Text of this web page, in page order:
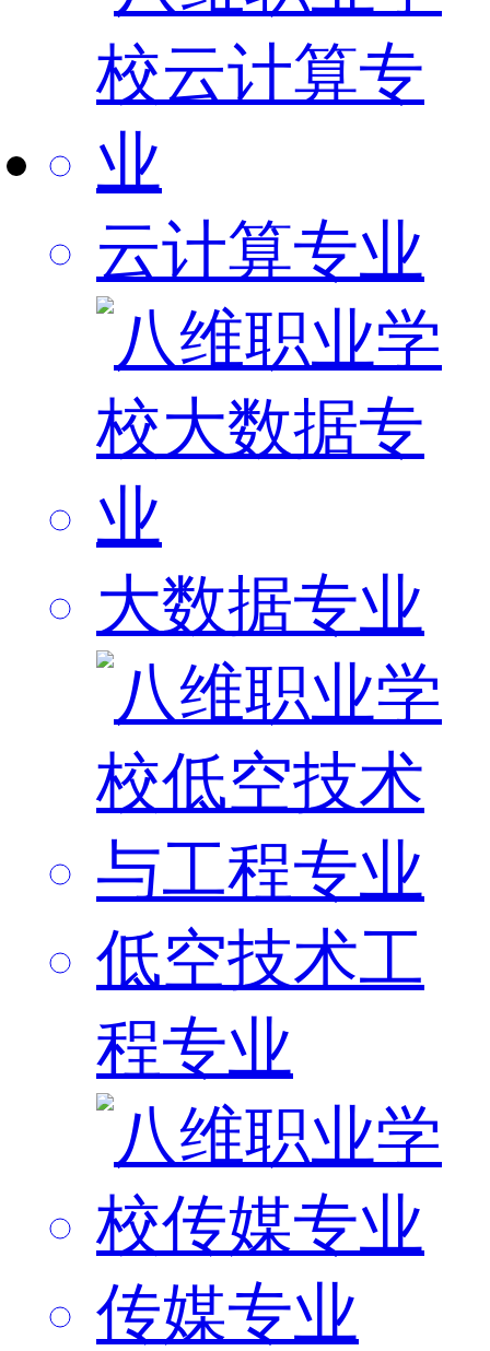
云计算专业
大数据专业
低空技术工
程专业
传媒专业